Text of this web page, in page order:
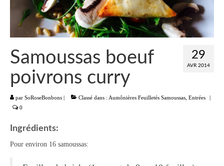
Facebook
Liste
Aumônières Feuilletés Samoussas
Blinis Cakes
Tartinades Tartines
Divers entrées
29
AVR 2014
Samoussas boeuf
poivrons curry
par SoRoseBonbons | Classé dans : Aumônières Feuilletés Samoussas Entrées
|
0
Ingrédients:
Pour environ 16 samoussas: